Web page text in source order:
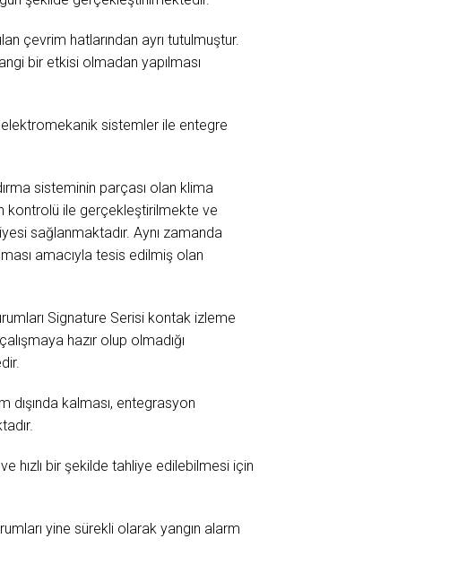
çevrim hatlarından ayrı tutulmuştur.
bir etkisi olmadan yapılması
sistemler ile entegre
sisteminin parçası olan klima
kontrolü ile gerçekleştirilmekte ve
sağlanmaktadır. Aynı zamanda
amacıyla tesis edilmiş olan
Signature Serisi kontak izleme
hazır olup olmadığı
dışında kalması, entegrasyon
hızlı bir şekilde tahliye edilebilmesi için
yine sürekli olarak yangın alarm